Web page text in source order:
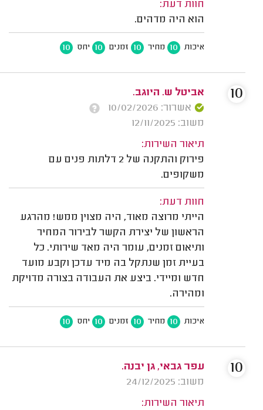
חוות דעת:
הוא היה מדהים.
איכות 10 מחיר 10 זמנים 10 יחס 10
אביטל ש. היוגב.
אשרור: 10/02/2026
משוב: 12/11/2025
תיאור השירות:
פירוק והתקנה של 2 דלתות פנים עם
משקופים.
חוות דעת:
הייתי מרוצה מאוד, היה מצוין ממש! מהרגע
הראשון של יצירת הקשר לבירור המחיר
ותיאום זמנים, עומר היה מאד שירותי. כל
בעיית זמן שנתקל בה מיד עדכן וקבע מועד
חדש ומיידי. ביצע את העבודה בצורה מדויקת
ומהירה.
איכות 10 מחיר 10 זמנים 10 יחס 10
10
עפר גבאי, גן יבנה.
משוב: 24/12/2025
תיאור השירות:
10